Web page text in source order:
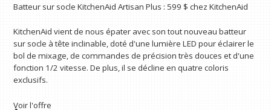
Batteur sur socle KitchenAid Artisan Plus : 599 $ chez KitchenAid
KitchenAid vient de nous épater avec son tout nouveau batteur
sur socle à tête inclinable, doté d'une lumière LED pour éclairer le
bol de mixage, de commandes de précision très douces et d'une
fonction 1/2 vitesse. De plus, il se décline en quatre coloris
exclusifs.
Voir l'offre